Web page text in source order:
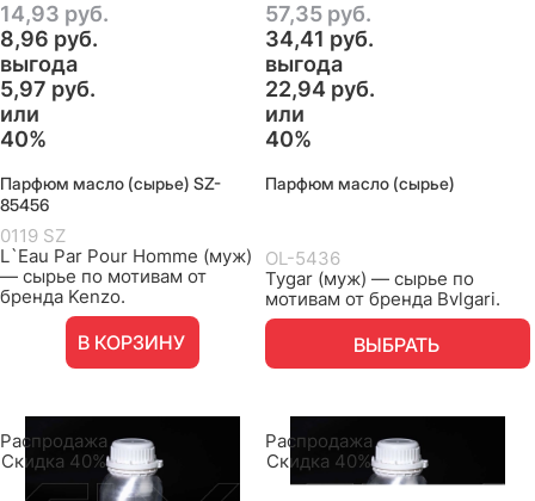
14,93 руб.
8,96 руб.
выгода
5,97 руб.
или
40%
Парфюм масло (сырье) SZ-
85456
0119 SZ
L`Eau Par Pour Homme (муж)
— сырье по мотивам от
бренда Kenzo.
В КОРЗИНУ
57,35 руб.
34,41 руб.
выгода
22,94 руб.
или
40%
Парфюм масло (сырье)
OL-5436
Tygar (муж) — сырье по
мотивам от бренда Bvlgari.
ВЫБРАТЬ
Распродажа
Скидка 40%
Распродажа
Скидка 40%